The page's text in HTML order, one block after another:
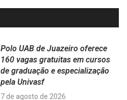
Polo UAB de Juazeiro oferece
160 vagas gratuitas em cursos
de graduação e especialização
pela Univasf
7 de agosto de 2026